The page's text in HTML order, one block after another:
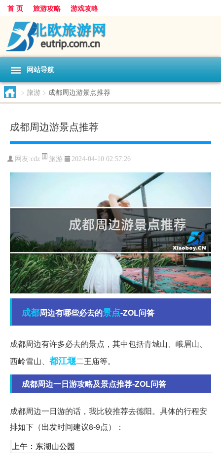
首 页 旅游攻略 游戏攻略
网站导航
> 旅游 > 成都周边游景点推荐
成都周边游景点推荐
网友:cdz 旅游 2024-04-10 02:57:26
成都周边有哪些必去的景点-ZOL问答
成都周边有许多必去的景点，其中包括青城山、峨眉山、
西岭雪山、 都江堰二王庙等。
成都周边一日游攻略及景点推荐-ZOL问答
成都周边一日游的话，我比较推荐去德阳。具体的行程安
排如下（出发时间建议8-9点）：
上午：东湖山公园